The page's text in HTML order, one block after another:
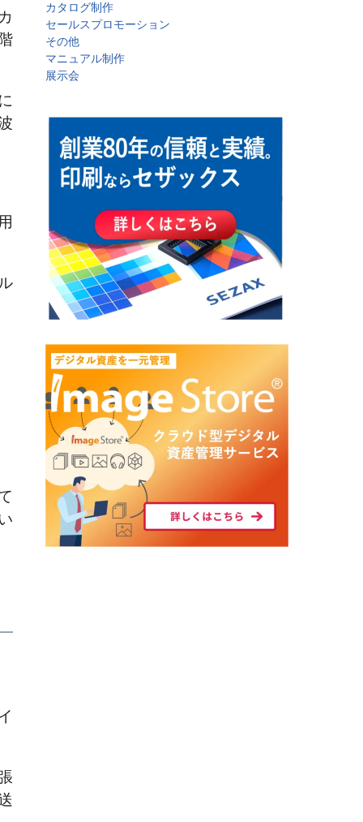
カタログ制作
セールスプロモーション
その他
マニュアル制作
展示会